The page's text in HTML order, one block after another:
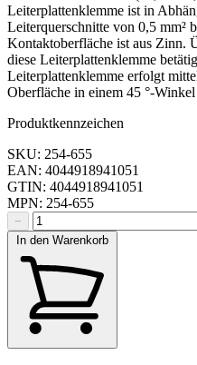
Leiterplattenklemme ist in
Leiterquerschnitte von 0,5 mm²
Kontaktoberfläche ist aus Zinn.
diese Leiterplattenklemme
Leiterplattenklemme erfolgt
Oberfläche in einem 45 °-
Produktkennzeichen
SKU: 254-655
EAN: 4044918941051
GTIN: 4044918941051
MPN: 254-655
−
In den Warenkorb